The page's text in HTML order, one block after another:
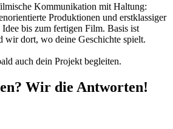
Kommunikation mit Haltung:
Produktionen und erstklassiger
bis zum fertigen Film. Basis ist
wir dort, wo deine Geschichte spielt.
auch dein Projekt begleiten.
Wir die Antworten!